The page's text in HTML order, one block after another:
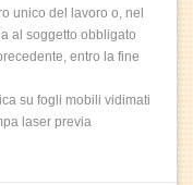
unico del lavoro o, nel
al soggetto obbligato
entro la fine
su fogli mobili vidimati
laser previa